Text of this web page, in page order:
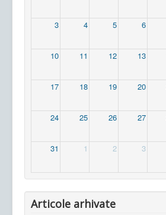
3 4 5 6
10 11 12 13
17 18 19 20
24 25 26 27
31 1 2 3
Articole arhivate